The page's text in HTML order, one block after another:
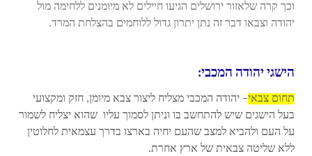
וכך קרה שלאזור ירושלים הגיעו חיילים לא מיומנים ללחימה מול
יהודה וצבאו דבר זה נתן יתרון גדול ללוחמים בהצלחת המרד.
הישגי יהודה המכבי:
תחום צבאי– יהודה המכבי מצליח ליצור צבא מיומן, חזק ומקצועי
בעל הישגים שיש להתחשב בו וניתן לסמוך עליו שהוא יצליח לשמור
על העם ולהביא למצב שהעם יחיה בארצו בדרך עצמאית לחלוטין
ללא שליטה צבאית של ארץ אחרת.